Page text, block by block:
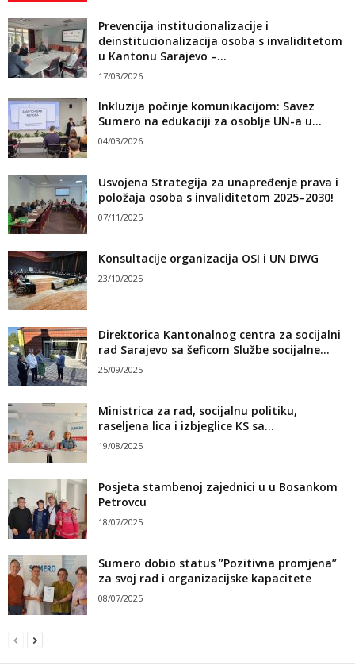
Prevencija institucionalizacije i
deinstitucionalizacija osoba s invaliditetom
u Kantonu Sarajevo –...
17/03/2026
Inkluzija počinje komunikacijom: Savez
Sumero na edukaciji za osoblje UN-a u...
04/03/2026
Usvojena Strategija za unapređenje prava i
položaja osoba s invaliditetom 2025–2030!
07/11/2025
Konsultacije organizacija OSI i UN DIWG
23/10/2025
Direktorica Kantonalnog centra za socijalni
rad Sarajevo sa šeficom Službe socijalne...
25/09/2025
Ministrica za rad, socijalnu politiku,
raseljena lica i izbjeglice KS sa...
19/08/2025
Posjeta stambenoj zajednici u u Bosankom
Petrovcu
18/07/2025
Sumero dobio status ”Pozitivna promjena”
za svoj rad i organizacijske kapacitete
08/07/2025